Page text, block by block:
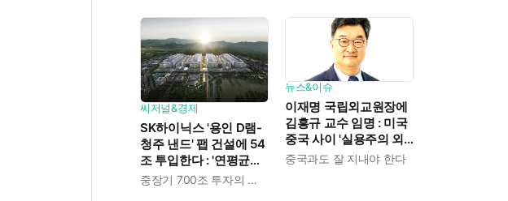
씨저널&경제
SK하이닉스 '용인 D램-
청주 낸드' 팹 건설에 54
조 투입한다 : '연평균
19% 성장' 메모리 수요중장기 700조 투자의 단계적 이행
뉴스&이슈
이재명 국립외교원장에
김흥규 교수 임명 : 미국
중국 사이 '실용주의 외
교론' 강조한 인물이다
중국과도 잘 지내야 한다